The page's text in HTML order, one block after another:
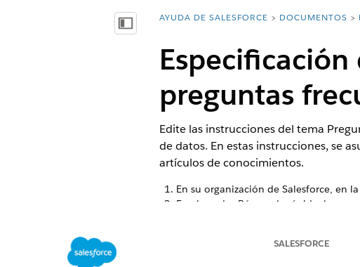
Mostrar índice de materias
Usted está aquí:
AYUDA DE SALESFORCE DOCUMENTOS
preguntas
Edite las instrucciones del tema
de datos. En estas instrucciones, se
artículos de conocimientos.
En su organización de Salesforce, en
En el cuadro Búsqueda rápida, busque
datos que desea que usen las
SALESFORCE